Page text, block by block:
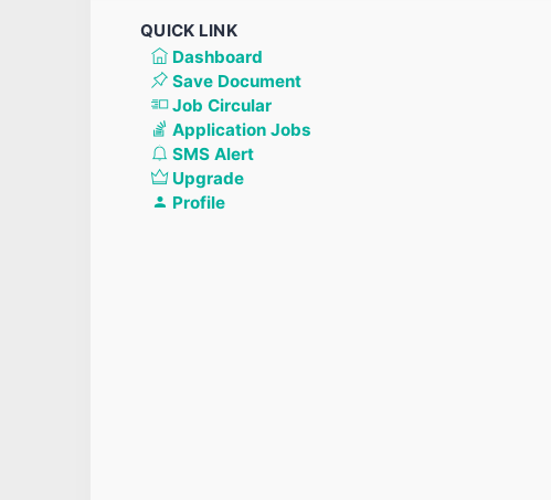
QUICK LINK
Dashboard
Save Document
Job Circular
Application Jobs
SMS Alert
Upgrade
Profile